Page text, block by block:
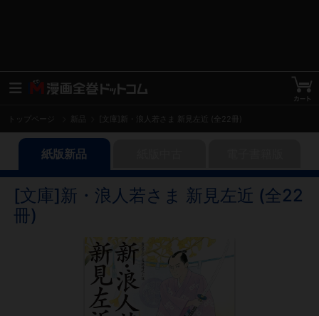
トップページ [文庫]新・浪人若さま 新見左近 (全22冊)
紙版新品
[文庫]新・浪人若さま 新見左近 (全22
冊)